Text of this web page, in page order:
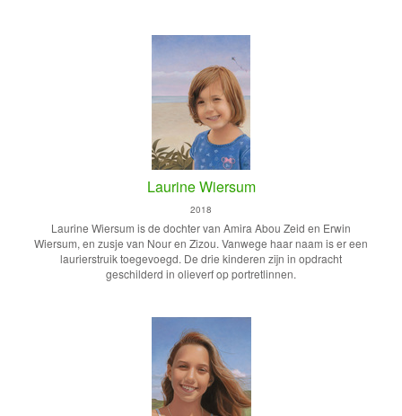
Laurine Wiersum
2018
Laurine Wiersum is de dochter van Amira Abou Zeid en Erwin
Wiersum, en zusje van Nour en Zizou. Vanwege haar naam is er een
laurierstruik toegevoegd. De drie kinderen zijn in opdracht
geschilderd in olieverf op portretlinnen.